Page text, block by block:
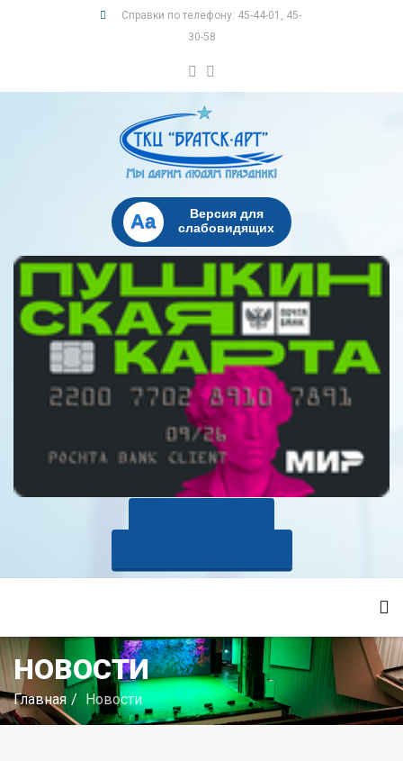
Справки по телефону: 45-44-01, 45-
30-58
Aa
Версия для
слабовидящих
НОВОСТИ
Главная Новости